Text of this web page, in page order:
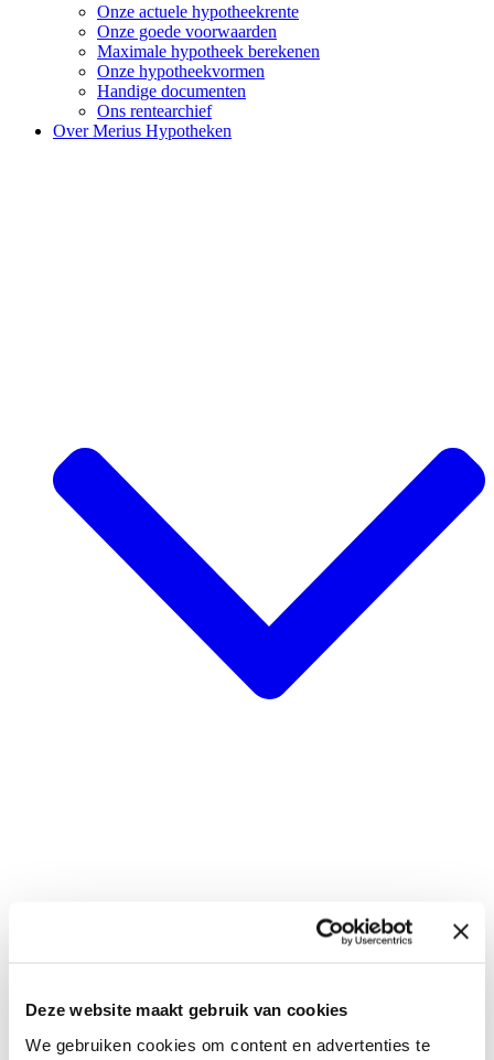
Deze website maakt gebruik van cookies
We gebruiken cookies om content en advertenties te
Onze actuele hypotheekrente
Onze goede voorwaarden
Maximale hypotheek berekenen
Onze hypotheekvormen
Handige documenten
Ons rentearchief
Over Merius Hypotheken
Wat is Merius Hypotheken?
Waarom Merius Hypotheken?